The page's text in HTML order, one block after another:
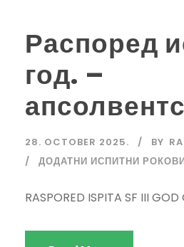
Распоред
год. –
28. OCTOBER 2025. BY
ДОДАТНИ ИСПИТНИ
RASPORED ISPITA SF III